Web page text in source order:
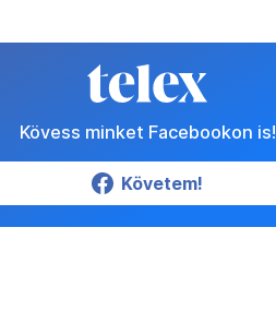
Kövess minket Facebookon is!
Követem!